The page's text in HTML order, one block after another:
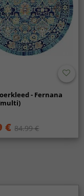
- Fernana
€ 84.99 €